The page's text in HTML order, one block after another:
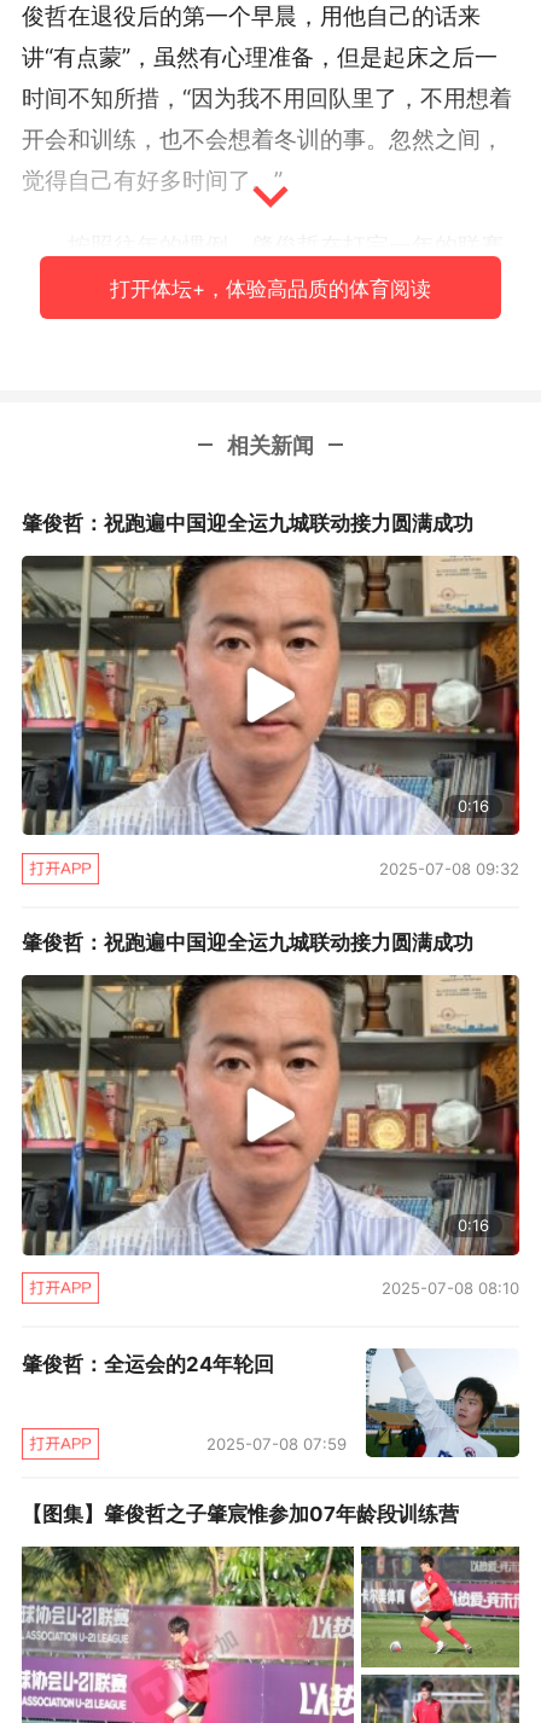
俊哲在退役后的第一个早晨，用他自己的话来
讲“有点蒙”，虽然有心理准备，但是起床之后一
时间不知所措，“因为我不用回队里了，不用想着
开会和训练，也不会想着冬训的事。忽然之间，
觉得自己有好多时间了。”
之后，会带上家人出国度假，或者自己独自出去
学习。但是今年，在退役之后他选择将更多的时
一直影响着我。退役后现在我有了一些自己的时
察，参加和足球有关的一些公益活动，处理一些
俱乐部里面琐碎的事情外，几乎就没有离开过沈
阳，都是在家里陪孩子。早上起床了送他去上
学，下午孩子练球我去看看他，和老师教练沟通
一下孩子的情况，也了解一下青少年足球训练的
情况。”因为不用再跟着球队去冬训，所以肇俊哲
时不时也在展望以后的生活和工作，用他自己的
话来说“有点难”，但他依旧在极力去适应。
今年1月13日，肇俊哲参加了大儿子肇宸惟的
家长会。以往，他由于忙着训练和比赛，都是宸
过，只不过我去的次数比较少。这次是我主动要
去看看，了解一下宸宸的学习情况。他的学习水
平处在全班的中游，有时候还是中上游，作业啊
包括各方面的学习还都挺不错的，整体的成绩没
有因为参加足球训练而受到影响，我还是比较欣
慰的。”大儿子肇宸惟目前正在接受足球训练，肇
俊哲虽然希望儿子将来能够走上专业足球的道
路，但是并没有过早把孩子送到足球学校去，“我
要在校园成长，不能脱离了社会教育。”
增加U23球员困难？99年我才20岁！
在退役之后，肇俊哲和现任辽足主帅马林有
一次深入的交谈，基于马林对自己这些年的培养
和指教，肇俊哲表示了感谢，“跟马导合作这么长
时间，一起在辽宁队打拼、比赛、保级，首先是
感谢，我最好的时候马导也带过我，在辽宁队他
更像是一种老大哥在带兄弟们打拼。其实这两年
打开体坛+，体验高品质的体育阅读
相关新闻
肇俊哲：祝跑遍中国迎全运九城联动接力圆满成功
0:16
2025-07-08 09:32
肇俊哲：祝跑遍中国迎全运九城联动接力圆满成功
0:16
2025-07-08 08:10
肇俊哲：全运会的24年轮回
2025-07-08 07:59
【图集】肇俊哲之子肇宸惟参加07年龄段训练营